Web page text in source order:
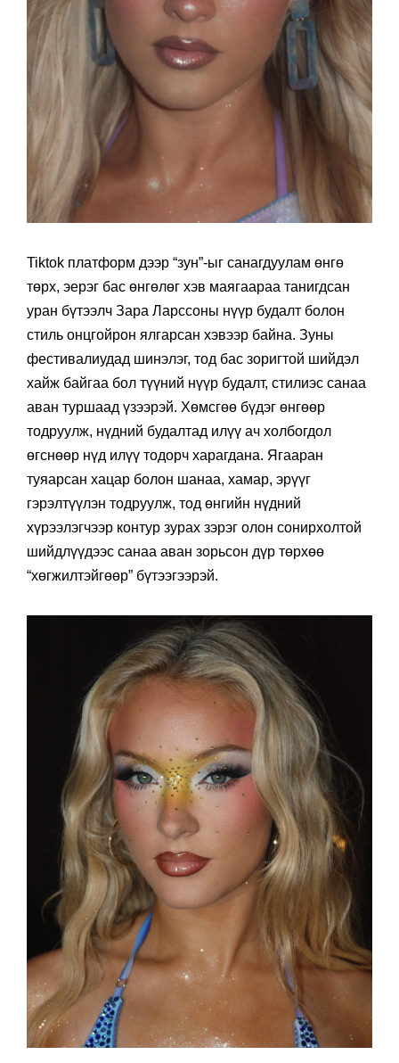
Tiktok платформ дээр “зун”-ыг санагдуулам өнгө
төрх, эерэг бас өнгөлөг хэв маягаараа танигдсан
уран бүтээлч Зара Ларссоны нүүр будалт болон
стиль онцгойрон ялгарсан хэвээр байна. Зуны
фестивалиудад шинэлэг, тод бас зоригтой шийдэл
хайж байгаа бол түүний нүүр будалт, стилиэс санаа
аван туршаад үзээрэй. Хөмсгөө бүдэг өнгөөр
тодруулж, нүдний будалтад илүү ач холбогдол
өгснөөр нүд илүү тодорч харагдана. Ягааран
туяарсан хацар болон шанаа, хамар, эрүүг
гэрэлтүүлэн тодруулж, тод өнгийн нүдний
хүрээлэгчээр контур зурах зэрэг олон сонирхолтой
шийдлүүдээс санаа аван зорьсон дүр төрхөө
“хөгжилтэйгөөр” бүтээгээрэй.